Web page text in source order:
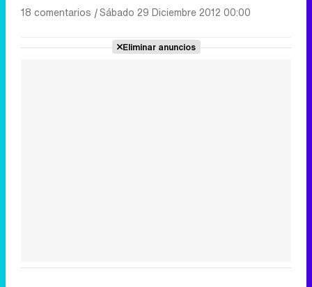
18 comentarios |Sábado 29 Diciembre 2012 00:00
Eliminar anuncios